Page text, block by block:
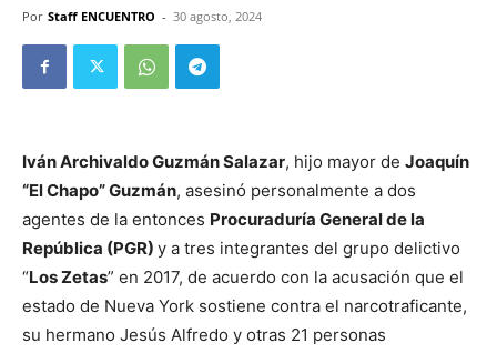
Por Staff ENCUENTRO - 30 agosto, 2024
Iván Archivaldo Guzmán Salazar, hijo mayor de Joaquín
“El Chapo” Guzmán, asesinó personalmente a dos
agentes de la entonces Procuraduría General de la
República (PGR) y a tres integrantes del grupo delictivo
“Los Zetas” en 2017, de acuerdo con la acusación que el
estado de Nueva York sostiene contra el narcotraficante,
su hermano Jesús Alfredo y otras 21 personas